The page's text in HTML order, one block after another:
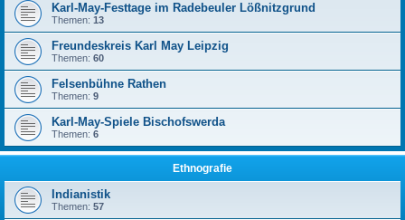
Karl-May-Festtage im Radebeuler Lößnitzgrund
Themen: 13
Freundeskreis Karl May Leipzig
Themen: 60
Felsenbühne Rathen
Themen: 9
Karl-May-Spiele Bischofswerda
Themen: 6
Ethnografie
Indianistik
Themen: 57